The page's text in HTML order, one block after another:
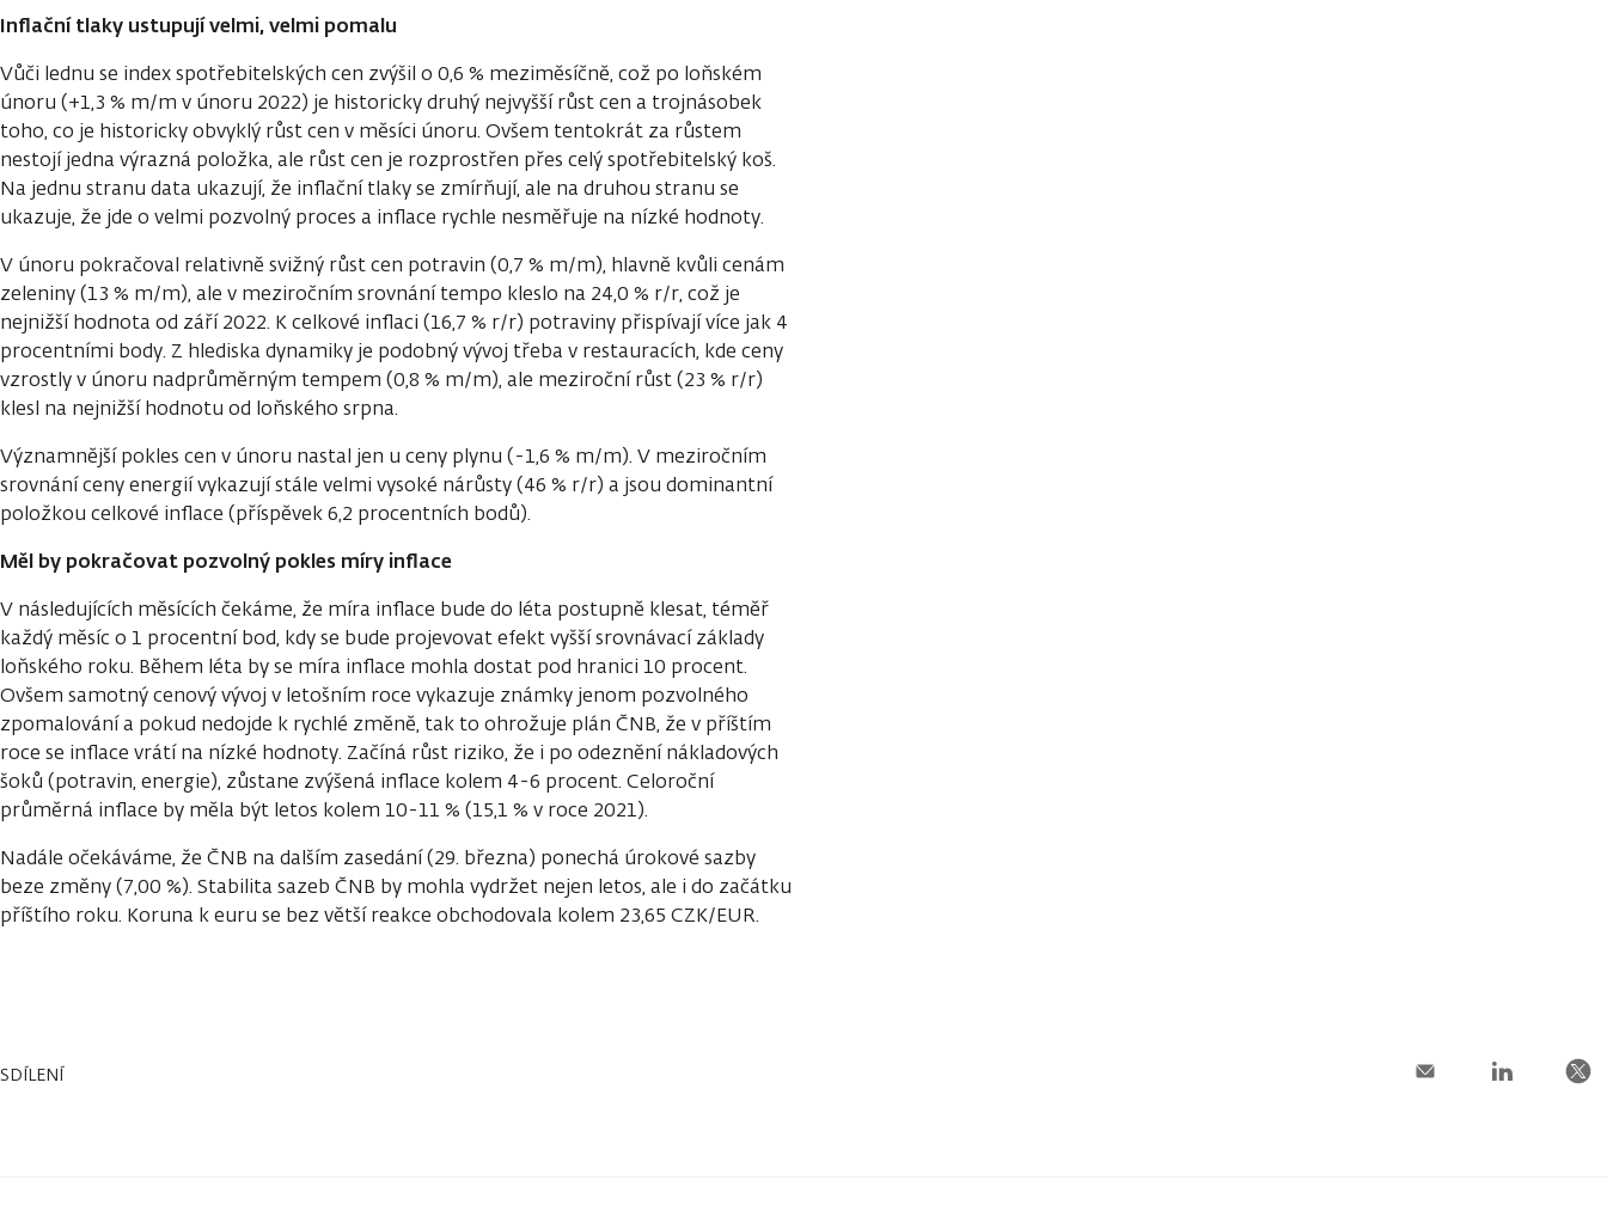
Inflační tlaky ustupují velmi, velmi pomalu
Vůči lednu se index spotřebitelských cen zvýšil o 0,6 % meziměsíčně, což po loňském
únoru (+1,3 % m/m v únoru 2022) je historicky druhý nejvyšší růst cen a trojnásobek
toho, co je historicky obvyklý růst cen v měsíci únoru. Ovšem tentokrát za růstem
nestojí jedna výrazná položka, ale růst cen je rozprostřen přes celý spotřebitelský koš.
Na jednu stranu data ukazují, že inflační tlaky se zmírňují, ale na druhou stranu se
ukazuje, že jde o velmi pozvolný proces a inflace rychle nesměřuje na nízké hodnoty.
V únoru pokračoval relativně svižný růst cen potravin (0,7 % m/m), hlavně kvůli cenám
zeleniny (13 % m/m), ale v meziročním srovnání tempo kleslo na 24,0 % r/r, což je
nejnižší hodnota od září 2022. K celkové inflaci (16,7 % r/r) potraviny přispívají více jak 4
procentními body. Z hlediska dynamiky je podobný vývoj třeba v restauracích, kde ceny
vzrostly v únoru nadprůměrným tempem (0,8 % m/m), ale meziroční růst (23 % r/r)
klesl na nejnižší hodnotu od loňského srpna.
Významnější pokles cen v únoru nastal jen u ceny plynu (-1,6 % m/m). V meziročním
srovnání ceny energií vykazují stále velmi vysoké nárůsty (46 % r/r) a jsou dominantní
položkou celkové inflace (příspěvek 6,2 procentních bodů).
Měl by pokračovat pozvolný pokles míry inflace
V následujících měsících čekáme, že míra inflace bude do léta postupně klesat, téměř
každý měsíc o 1 procentní bod, kdy se bude projevovat efekt vyšší srovnávací základy
loňského roku. Během léta by se míra inflace mohla dostat pod hranici 10 procent.
Ovšem samotný cenový vývoj v letošním roce vykazuje známky jenom pozvolného
zpomalování a pokud nedojde k rychlé změně, tak to ohrožuje plán ČNB, že v příštím
roce se inflace vrátí na nízké hodnoty. Začíná růst riziko, že i po odeznění nákladových
šoků (potravin, energie), zůstane zvýšená inflace kolem 4-6 procent. Celoroční
průměrná inflace by měla být letos kolem 10-11 % (15,1 % v roce 2021).
Nadále očekáváme, že ČNB na dalším zasedání (29. března) ponechá úrokové sazby
beze změny (7,00 %). Stabilita sazeb ČNB by mohla vydržet nejen letos, ale i do začátku
příštího roku. Koruna k euru se bez větší reakce obchodovala kolem 23,65 CZK/EUR.
SDÍLENÍ